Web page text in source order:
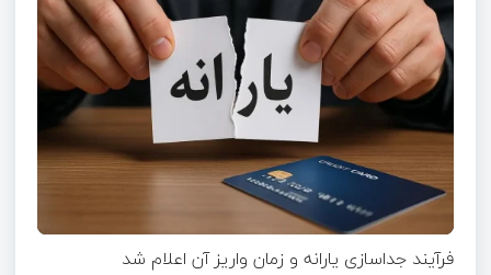
فرآیند جداسازی یارانه و زمان واریز آن اعلام شد